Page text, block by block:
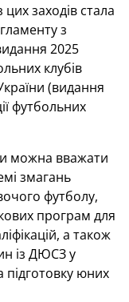
заходів стала
з
2025
клубів
(видання
футбольних
можна вважати
змагань
футболу,
програм для
а також
із ДЮСЗ у
підготовку юних